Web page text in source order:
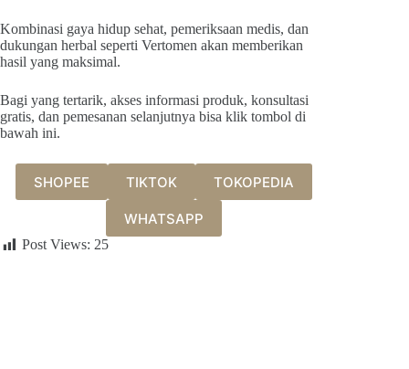
Kombinasi gaya hidup sehat, pemeriksaan medis, dan
dukungan herbal seperti Vertomen akan memberikan
hasil yang maksimal.
Bagi yang tertarik, akses informasi produk, konsultasi
gratis, dan pemesanan selanjutnya bisa klik tombol di
bawah ini.
SHOPEE TIKTOK TOKOPEDIA
WHATSAPP
Post Views: 25